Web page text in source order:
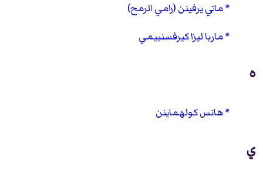
ماتي يرفينن (رامي الرمح)
ماريا ليزا كيرفسنييمي
ه
هانس كولهماينن
ي